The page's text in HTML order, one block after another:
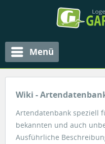
Menü
Wiki -
Artendatenbank speziell
bekannten und auch
Ausführliche